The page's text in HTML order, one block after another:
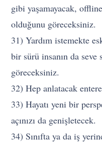
gibi yaşamayacak,
olduğunu göreceksiniz.
31) Yardım istemekte
bir sürü insanın da seve
göreceksiniz.
32) Hep anlatacak
33) Hayatı yeni bir
açınızı da genişletecek.
34) Sınıfta ya da iş